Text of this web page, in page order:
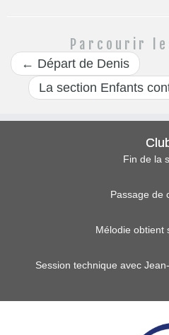
Parcourir
← Départ de Denis
La section Enfants
Fin de la
Passage de
Mélodie obtient
Session technique avec